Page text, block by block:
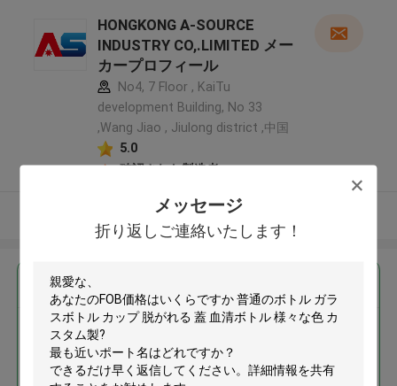
メッセージ
折り返しご連絡いたします！
HONGKONG A-SOURCE
INDUSTRY CO,.LIMITED メー
カープロフィール
No4, 7 Floor , KaiTu
development Building, No 33
,Wang Jiao , Jiulong district ,中国
5.0
確認された製造者
多くを見て下さい
プ 脱がれる 蓋 血清ボトル 様々
な色 カスタム製